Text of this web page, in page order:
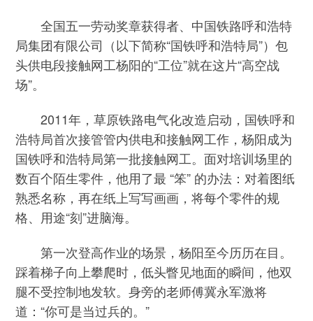
全国五一劳动奖章获得者、中国铁路呼和浩特
局集团有限公司（以下简称“国铁呼和浩特局”）包
头供电段接触网工杨阳的“工位”就在这片“高空战
场”。
2011年，草原铁路电气化改造启动，国铁呼和
浩特局首次接管管内供电和接触网工作，杨阳成为
国铁呼和浩特局第一批接触网工。面对培训场里的
数百个陌生零件，他用了最 “笨” 的办法：对着图纸
熟悉名称，再在纸上写写画画，将每个零件的规
格、用途“刻”进脑海。
第一次登高作业的场景，杨阳至今历历在目。
踩着梯子向上攀爬时，低头瞥见地面的瞬间，他双
腿不受控制地发软。身旁的老师傅冀永军激将
道：“你可是当过兵的。”